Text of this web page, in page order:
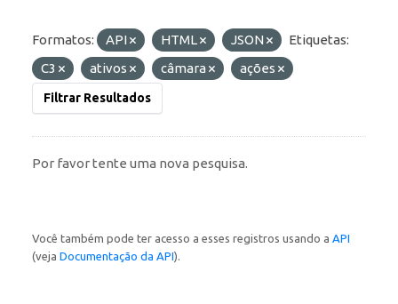
Formatos: API HTML JSON
Etiquetas:
C3
ativos câmara ações
Filtrar Resultados
Por favor tente uma nova pesquisa.
Você também pode ter acesso a esses registros usando a API
(veja Documentação da API).